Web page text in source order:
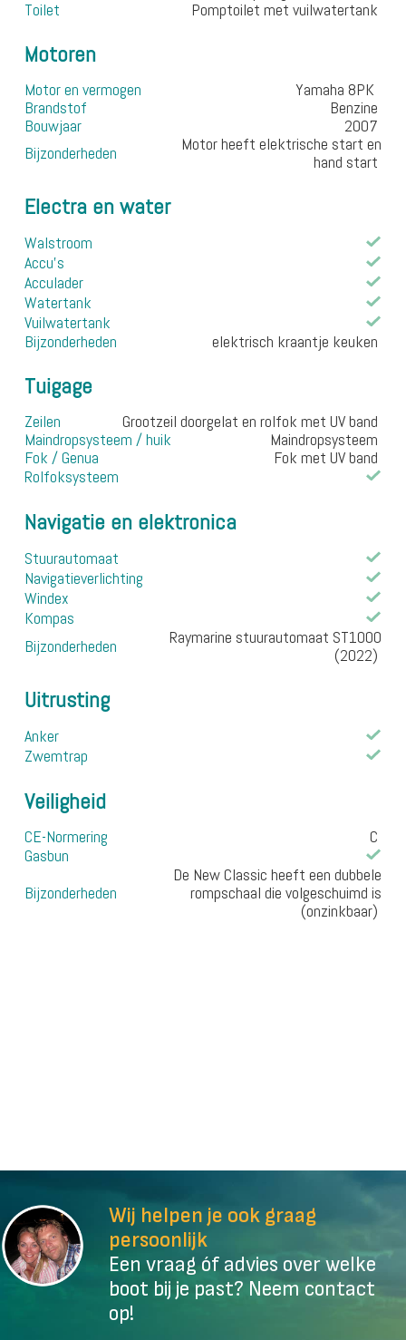
Toilet
Pomptoilet met vuilwatertank
Motoren
Motor en vermogen
Yamaha 8PK
Brandstof
Benzine
Bouwjaar
2007
Bijzonderheden
Motor heeft elektrische start en
hand start
Electra en water
Walstroom
Accu's
Acculader
Watertank
Vuilwatertank
Bijzonderheden
elektrisch kraantje keuken
Tuigage
Zeilen
Grootzeil doorgelat en rolfok met UV band
Maindropsysteem / huik
Maindropsysteem
Fok / Genua
Fok met UV band
Rolfoksysteem
Navigatie en elektronica
Stuurautomaat
Navigatieverlichting
Windex
Kompas
Bijzonderheden
Raymarine stuurautomaat ST1000
(2022)
Uitrusting
Anker
Zwemtrap
Veiligheid
CE-Normering
C
Gasbun
Bijzonderheden
De New Classic heeft een dubbele
rompschaal die volgeschuimd is
(onzinkbaar)
Wij helpen je ook graag
persoonlijk
Een vraag óf advies over welke
boot bij je past? Neem contact
op!